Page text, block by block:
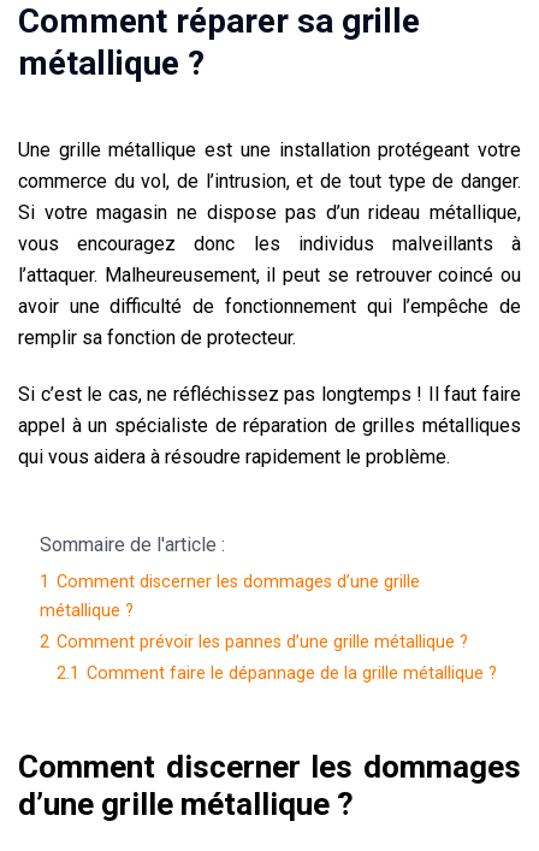
Comment réparer sa grille
métallique ?
Une grille métallique est une installation protégeant votre
commerce du vol, de l’intrusion, et de tout type de danger.
Si votre magasin ne dispose pas d’un rideau métallique,
vous encouragez donc les individus malveillants à
l’attaquer. Malheureusement, il peut se retrouver coincé ou
avoir une difficulté de fonctionnement qui l’empêche de
remplir sa fonction de protecteur.
Si c’est le cas, ne réfléchissez pas longtemps ! Il faut faire
appel à un spécialiste de réparation de grilles métalliques
qui vous aidera à résoudre rapidement le problème.
Sommaire de l'article :
1 Comment discerner les dommages d’une grille
métallique ?
2 Comment prévoir les pannes d’une grille métallique ?
2.1 Comment faire le dépannage de la grille métallique ?
Comment discerner les dommages
d’une grille métallique ?